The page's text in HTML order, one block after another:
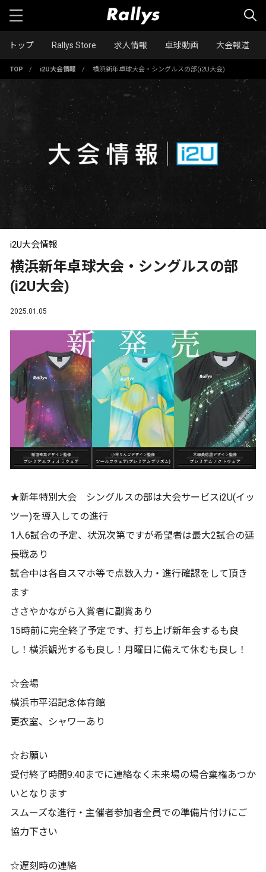
トップ Rallys Store 求人情報 卓球動画 大会報道
TOP / i2U大会情報 / 横浜新年卓球大会・シングルスの部(i2U大会)
i2U大会情報
横浜新年卓球大会・シングルスの部
(i2U大会)
2025.01.05
★新年特別大会 シングルスの部は大会サービスi2U(イッ
ツー)を導入しての進行
1人6試合の予定、状況次第ですが希望者は最大2試合の延
長戦あり
試合中は各自スマホ等で点数入力・進行確認をして頂き
ます
ささやかながら入賞者に副賞あり
15時前に完全終了予定です、打ち上げ新年会するも良
し！横浜観光するも良し！月曜日に備えて休むも良し！
☆会場
横浜市平沼記念体育館
更衣室、シャワーあり
☆お願い
受付終了時間9:40までに連絡なく未来場の場合棄権あつか
いとなります
スムーズな進行・主催者参加者全員での準備片付けにご
協力下さい
☆遅刻時の連絡